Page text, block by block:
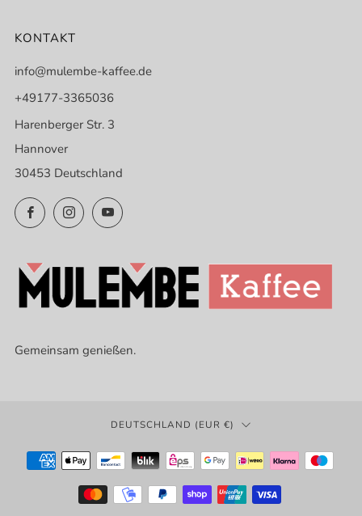
KONTAKT
info@mulembe-kaffee.de
+49177-3365036
Harenberger Str. 3
Hannover
30453 Deutschland
FacebookInstagramYouTube
Gemeinsam genießen.
LAND
DEUTSCHLAND (EUR €)